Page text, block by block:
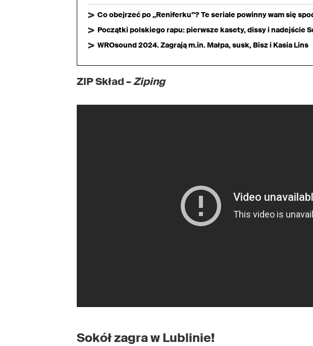
Co obejrzeć po „Reniferku”? Te seriale powinny wam się
Początki polskiego rapu: pierwsze kasety, dissy i nadejście
WROsound 2024. Zagrają m.in. Małpa, susk, Bisz i Kasia Lins
ZIP Skład –Ziping
Sokół zagra w Lublinie!